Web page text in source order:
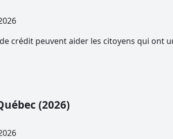
2026
crédit peuvent aider les citoyens qui ont
(2026)
2026